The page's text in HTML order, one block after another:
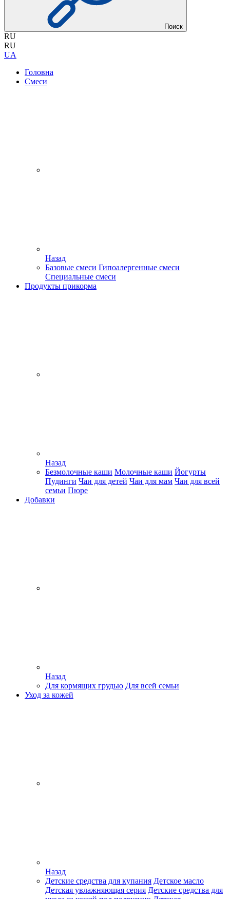
Поиск
RU
RU
UA
Головна
Смеси
Назад
Базовые смеси Гипоалергенные смеси
Специальные смеси
Продукты прикорма
Назад
Безмолочные каши Молочные каши Йогурты
Пудинги Чаи для детей Чаи для мам Чаи для всей
семьи Пюре
Добавки
Назад
Для кормящих грудью Для всей семьи
Уход за кожей
Назад
Детские средства для купания Детское масло
Детская увлажняющая серия Детские средства для